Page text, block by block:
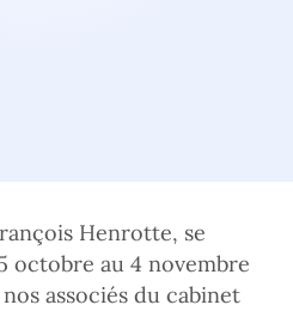
Henrotte, se
octobre au 4 novembre
associés du cabinet